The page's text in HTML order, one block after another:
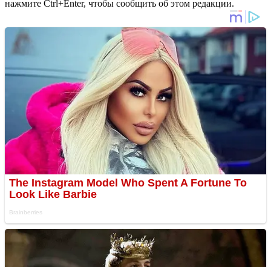
нажмите Ctrl+Enter, чтобы сообщить об этом редакции.